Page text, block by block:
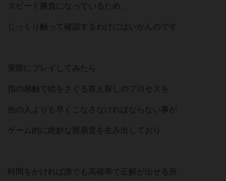
スピード勝負になっているため、
じっくり触って確認するわけにはいかんのです
実際にプレイしてみたら
指の感触で絵をさぐる答え探しのプロセスを
他の人よりも早くこなさなければならない事が
ゲーム的に絶妙な難易度を生み出しており
時間をかければ誰でも高確率で正解が出せる所